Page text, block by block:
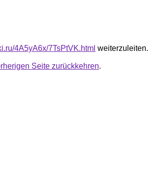
4A5yA6x/7TsPtVK.html weiterzuleiten.
Seite zurückkehren.